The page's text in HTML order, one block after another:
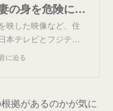
日テレとフジテレビ、大谷翔平夫妻の身を危険にさらす報道…球団が取材禁止か
映した映像など、住
本テレビとフジテ…
に迫る
拠があるのかが気に